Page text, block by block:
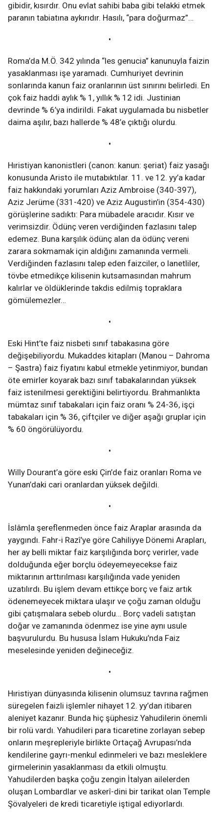
gibidir, kısırdır. Onu evlat sahibi baba gibi telakki etmek
paranın tabiatına aykırıdır. Hasılı, “para doğurmaz”…
•
Roma’da M.Ö. 342 yılında “les genucia” kanunuyla faizin
yasaklanması işe yaramadı. Cumhuriyet devrinin
sonlarında kanun faiz oranlarının üst sınırını belirledi. En
çok faiz haddi aylık % 1, yıllık % 12 idi. Justinian
devrinde % 6’ya indirildi. Fakat uygulamada bu nisbetler
daima aşılır, bazı hallerde % 48’e çıktığı olurdu.
•
Hıristiyan kanonistleri (canon: kanun: şeriat) faiz yasağı
konusunda Aristo ile mutabıktılar. 11. ve 12. yy’a kadar
faiz hakkındaki yorumları Aziz Ambroise (340-397),
Aziz Jerüme (331-420) ve Aziz Augustin’in (354-430)
görüşlerine sadıktı: Para mübadele aracıdır. Kısır ve
verimsizdir. Ödünç veren verdiğinden fazlasını talep
edemez. Buna karşılık ödünç alan da ödünç vereni
zarara sokmamak için aldığını zamanında vermeli.
Verdiğinden fazlasını talep eden faizciler, o lanetliler,
tövbe etmedikçe kilisenin kutsamasından mahrum
kalırlar ve öldüklerinde takdis edilmiş topraklara
gömülemezler…
•
Eski Hint’te faiz nisbeti sınıf tabakasına göre
değişebiliyordu. Mukaddes kitapları (Manou – Dahroma
– Şastra) faiz fiyatını kabul etmekle yetinmiyor, bundan
öte emirler koyarak bazı sınıf tabakalarından yüksek
faiz istenilmesi gerektiğini belirtiyordu. Brahmanlıkta
mümtaz sınıf tabakaları için faiz oranı % 24-36, işçi
tabakaları için % 36, çiftçiler ve diğer aşağı gruplar için
% 60 öngörülüyordu.
•
Willy Dourant’a göre eski Çin’de faiz oranları Roma ve
Yunan’daki cari oranlardan yüksek değildi.
•
İslâmla şereflenmeden önce faiz Araplar arasında da
yaygındı. Fahr-i Razî’ye göre Cahiliyye Dönemi Arapları,
her ay belli miktar faiz karşılığında borç verirler, vade
dolduğunda eğer borçlu ödeyemeyecekse faiz
miktarının arttırılması karşılığında vade yeniden
uzatılırdı. Bu işlem devam ettikçe borç ve faiz artık
ödenemeyecek miktara ulaşır ve çoğu zaman olduğu
gibi çatışmalara sebeb olurdu… Borç vadeli satıştan
doğar ve zamanında ödenmez ise yine aynı usule
başvurulurdu. Bu hususa İslam Hukuku’nda Faiz
meselesinde yeniden değineceğiz.
•
Hıristiyan dünyasında kilisenin olumsuz tavrına rağmen
süregelen faizli işlemler nihayet 12. yy’dan itibaren
aleniyet kazanır. Bunda hiç şüphesiz Yahudilerin önemli
bir rolü vardı. Yahudileri para ticaretine zorlayan sebep
onların meşrepleriyle birlikte Ortaçağ Avrupası’nda
kendilerine gayrı-menkul edinmeleri ve bazı mesleklere
girmelerinin yasaklanması da etkili olmuştu.
Yahudilerden başka çoğu zengin İtalyan ailelerden
oluşan Lombardlar ve askerî-dini bir tarikat olan Temple
Şövalyeleri de kredi ticaretiyle iştigal ediyorlardı.